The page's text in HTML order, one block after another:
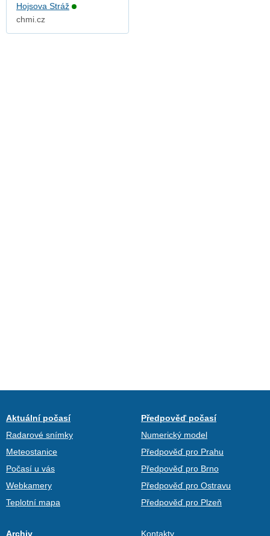
Hojsova Stráž
chmi.cz
Aktuální počasí
Radarové snímky
Meteostanice
Počasí u vás
Webkamery
Teplotní mapa
Předpověď počasí
Numerický model
Předpověď pro Prahu
Předpověď pro Brno
Předpověď pro Ostravu
Předpověď pro Plzeň
Archiv Kontakty